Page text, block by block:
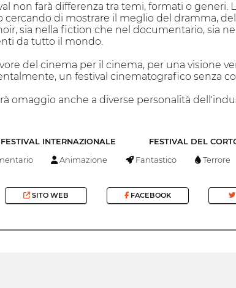
non farà differenza tra temi, formati o
di mostrare il meglio del dramma,
sia nella fiction che nel documentario, sia
da tutto il mondo.
del cinema per il cinema, per una visione
un festival cinematografico senza
omaggio anche a diverse personalità
FESTIVAL INTERNAZIONALE FESTIVAL DEL
Animazione Fantastico Terrore
SITO WEB FACEBOOK